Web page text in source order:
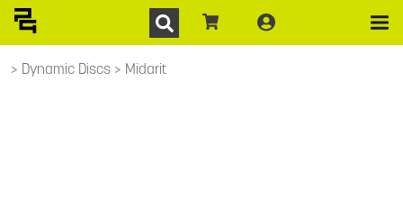
Dynamic Discs Midarit